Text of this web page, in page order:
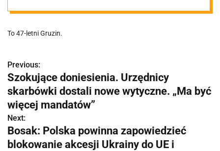
pieniędzy z
bankomatu
To 47-letni Gruzin.
N
a
w
i
g
Previous:
Szokujące doniesienia. Urzędnicy
skarbówki dostali nowe wytyczne. „Ma być
więcej mandatów”
Next:
Bosak: Polska powinna zapowiedzieć
blokowanie akcesji Ukrainy do UE i